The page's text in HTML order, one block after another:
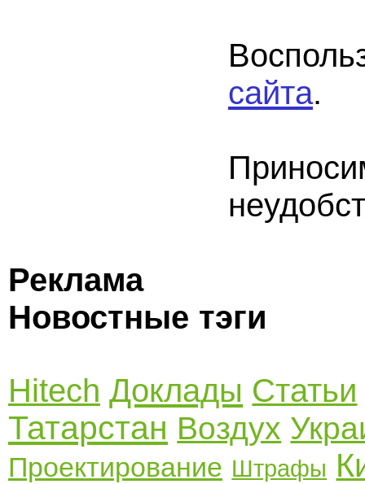
сайта.
Реклама
Новостные тэги
Hitech Доклады Статьи
Татарстан Воздух
Проектирование Штрафы